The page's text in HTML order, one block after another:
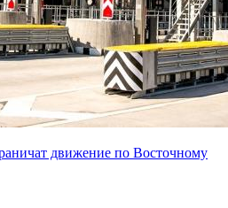
движение по Восточному